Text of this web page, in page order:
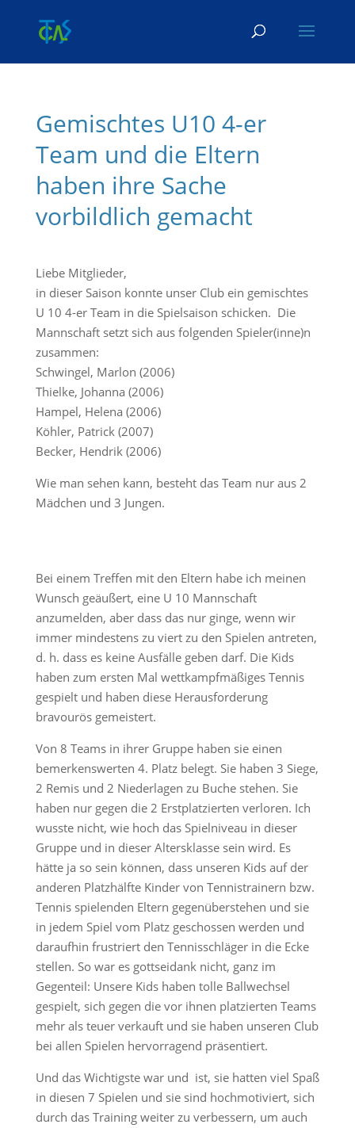
Skip To Content
Gemischtes U10 4-er
Team und die Eltern
haben ihre Sache
vorbildlich gemacht
Liebe Mitglieder,
in dieser Saison konnte unser Club ein gemischtes
U 10 4-er Team in die Spielsaison schicken. Die
Mannschaft setzt sich aus folgenden Spieler(inne)n
zusammen:
Schwingel, Marlon (2006)
Thielke, Johanna (2006)
Hampel, Helena (2006)
Köhler, Patrick (2007)
Becker, Hendrik (2006)
Wie man sehen kann, besteht das Team nur aus 2
Mädchen und 3 Jungen.
Bei einem Treffen mit den Eltern habe ich meinen
Wunsch geäußert, eine U 10 Mannschaft
anzumelden, aber dass das nur ginge, wenn wir
immer mindestens zu viert zu den Spielen antreten,
d. h. dass es keine Ausfälle geben darf. Die Kids
haben zum ersten Mal wettkampfmäßiges Tennis
gespielt und haben diese Herausforderung
bravourös gemeistert.
Von 8 Teams in ihrer Gruppe haben sie einen
bemerkenswerten 4. Platz belegt. Sie haben 3 Siege,
2 Remis und 2 Niederlagen zu Buche stehen. Sie
haben nur gegen die 2 Erstplatzierten verloren. Ich
wusste nicht, wie hoch das Spielniveau in dieser
Gruppe und in dieser Altersklasse sein wird. Es
hätte ja so sein können, dass unseren Kids auf der
anderen Platzhälfte Kinder von Tennistrainern bzw.
Tennis spielenden Eltern gegenüberstehen und sie
in jedem Spiel vom Platz geschossen werden und
daraufhin frustriert den Tennisschläger in die Ecke
stellen. So war es gottseidank nicht, ganz im
Gegenteil: Unsere Kids haben tolle Ballwechsel
gespielt, sich gegen die vor ihnen platzierten Teams
mehr als teuer verkauft und sie haben unseren Club
bei allen Spielen hervorragend präsentiert.
Und das Wichtigste war und ist, sie hatten viel Spaß
in diesen 7 Spielen und sie sind hochmotiviert, sich
durch das Training weiter zu verbessern, um auch